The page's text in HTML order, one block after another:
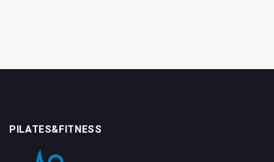
PILATES&FITNESS